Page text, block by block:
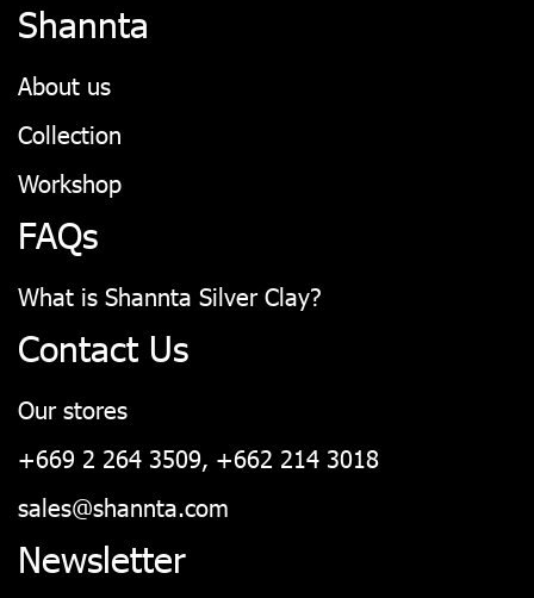
Shannta
About us
Collection
Workshop
FAQs
What is Shannta Silver Clay?
Contact Us
Our stores
+669 2 264 3509, +662 214 3018
sales@shannta.com
Newsletter